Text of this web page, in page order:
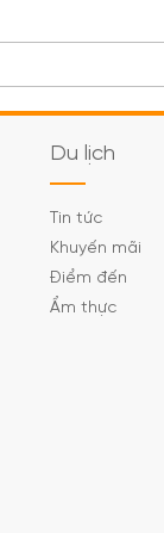
Du lịch
Tin tức
Khuyến mãi
Điểm đến
Ẩm thực